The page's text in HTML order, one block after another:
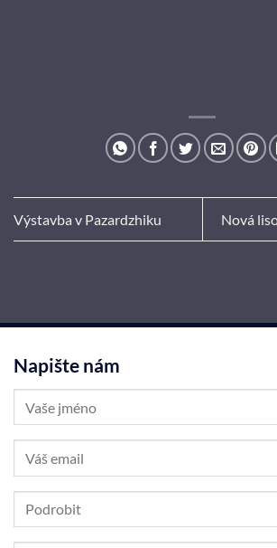
Výstavba v Pazardzhiku Nová
Napište nám